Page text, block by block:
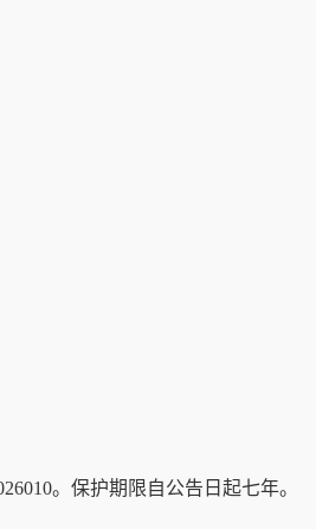
。保护期限自公告日起七年。